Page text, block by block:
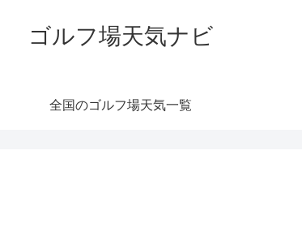
ゴルフ場天気ナビ
全国のゴルフ場天気一覧